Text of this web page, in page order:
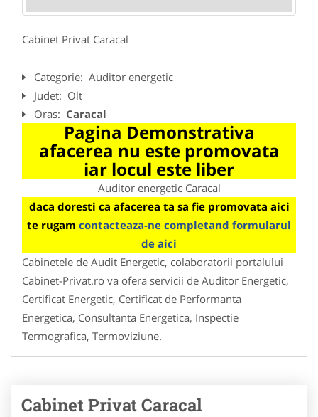
Cabinet Privat Caracal
Categorie: Auditor energetic
Judet: Olt
Oras: Caracal
Pagina Demonstrativa
afacerea nu este promovata
iar locul este liber
Auditor energetic Caracal
daca doresti ca afacerea ta sa fie promovata aici
te rugam contacteaza-ne completand formularul
de aici
Cabinetele de Audit Energetic, colaboratorii portalului
Cabinet-Privat.ro va ofera servicii de Auditor Energetic,
Certificat Energetic, Certificat de Performanta
Energetica, Consultanta Energetica, Inspectie
Termografica, Termoviziune.
Cabinet Privat Caracal